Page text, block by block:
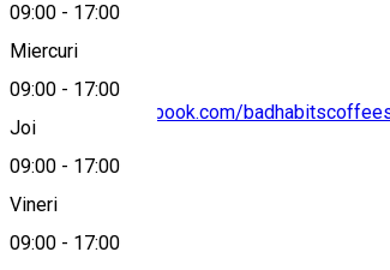
09:00 - 17:00
Miercuri
09:00 - 17:00
Joi
09:00 - 17:00
Vineri
09:00 - 17:00
https://www.facebook.com/
Despre